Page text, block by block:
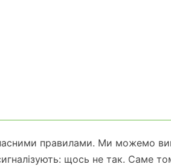
правилами. Ми можемо
щось не так. Саме